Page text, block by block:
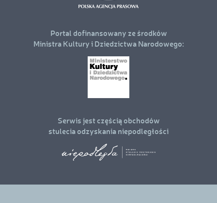
Portal dofinansowany ze środków
Ministra Kultury i Dziedzictwa Narodowego:
Serwis jest częścią obchodów
stulecia odzyskania niepodległości